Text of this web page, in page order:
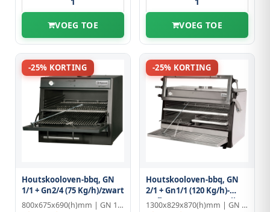
VOEG TOE VOEG TOE
-25% KORTING
Houtskooloven-bbq, GN
1/1 + Gn2/4 (75 Kg/h)/zwart
800x675x690(h)mm | GN 1/1
-25% KORTING
Houtskooloven-bbq, GN
2/1 + Gn1/1 (120 Kg/h)-
Hefbare Deur/roestvrij
1300x829x870(h)mm | GN 2/1